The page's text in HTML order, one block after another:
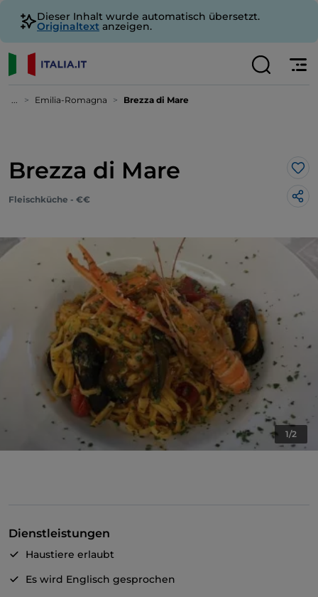
Dieser Inhalt wurde automatisch übersetzt.
Originaltext anzeigen.
... Emilia-Romagna Brezza di Mare
Brezza di Mare
Fleischküche - €€
1/2
Dienstleistungen
Haustiere erlaubt
Es wird Englisch gesprochen